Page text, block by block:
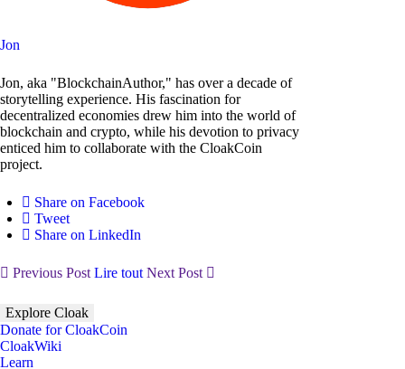
Jon
Jon, aka "BlockchainAuthor," has over a decade of
storytelling experience. His fascination for
decentralized economies drew him into the world of
blockchain and crypto, while his devotion to privacy
enticed him to collaborate with the CloakCoin
project.
Share on Facebook
Tweet
Share on LinkedIn
Previous PostLire tout Next Post
Explore Cloak
Donate for CloakCoin
CloakWiki
Learn